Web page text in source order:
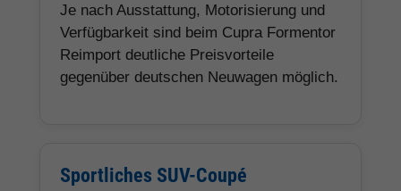
Je nach Ausstattung, Motorisierung und
Verfügbarkeit sind beim Cupra Formentor
Reimport deutliche Preisvorteile
gegenüber deutschen Neuwagen möglich.
Sportliches SUV-Coupé